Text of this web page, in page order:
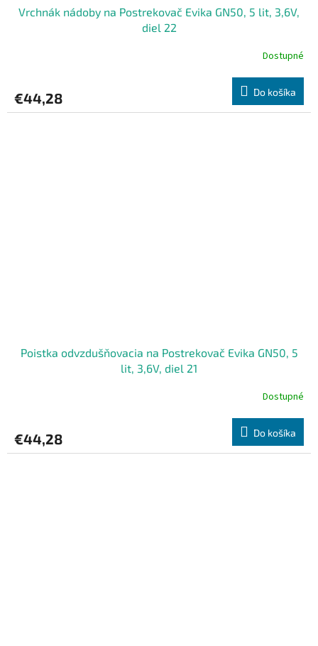
Vrchnák nádoby na Postrekovač Evika GN50, 5 lit, 3,6V,
diel 22
Dostupné
€44,28 Do košíka
Poistka odvzdušňovacia na Postrekovač Evika GN50, 5
lit, 3,6V, diel 21
Dostupné
€44,28 Do košíka